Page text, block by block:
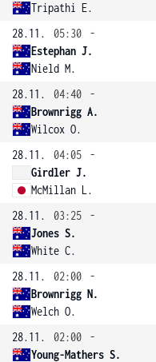
Tripathi E.
28.11.
05:30
-
Estephan J.
Nield M.
28.11.
04:40
-
Brownrigg A.
Wilcox O.
28.11.
04:05
-
Girdler J.
McMillan L.
28.11.
03:25
-
Jones S.
White C.
28.11.
02:00
-
Brownrigg N.
Welch O.
28.11.
02:00
-
Young-Mathers S.